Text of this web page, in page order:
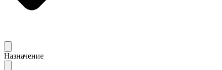
Назначение